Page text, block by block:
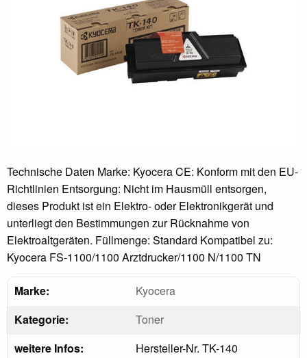
Technische Daten Marke: Kyocera CE: Konform mit den EU-
Richtlinien Entsorgung: Nicht im Hausmüll entsorgen,
dieses Produkt ist ein Elektro- oder Elektronikgerät und
unterliegt den Bestimmungen zur Rücknahme von
Elektroaltgeräten. Füllmenge: Standard Kompatibel zu:
Kyocera FS-1100/1100 Arztdrucker/1100 N/1100 TN
Marke:
Kyocera
Kategorie:
Toner
weitere Infos:
Hersteller-Nr. TK-140